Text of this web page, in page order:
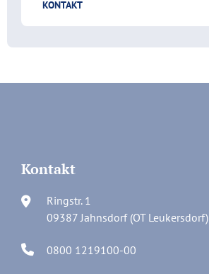
KONTAKT
Kontakt
Ringstr. 1
09387 Jahnsdorf (OT Leukersdorf)
0800 1219100-00